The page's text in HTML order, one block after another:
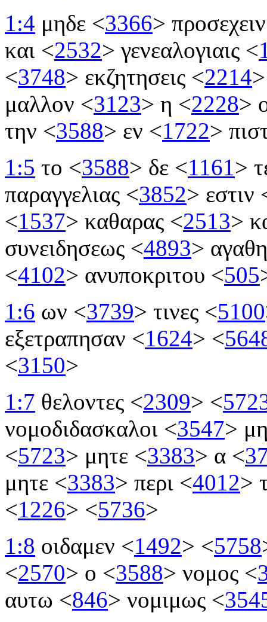
1:4 μηδε <3366>
και <2532> γενεαλογιαις <
<3748> εκζητησεις <2214>
μαλλον <3123> η <2228>
την <3588> εν <1722>
1:5 το <3588> δε <1161>
παραγγελιας <3852> εστιν
<1537> καθαρας <2513>
συνειδησεως <4893>
<4102> ανυποκριτου <505
1:6 ων <3739> τινες <5100
εξετραπησαν <1624> <
<3150>
1:7 θελοντες <2309> <
νομοδιδασκαλοι <3547>
<5723> μητε <3383> α <
μητε <3383> περι <4012>
<1226> <5736>
1:8 οιδαμεν <1492> <5758
<2570> ο <3588> νομος <
αυτω <846> νομιμως <